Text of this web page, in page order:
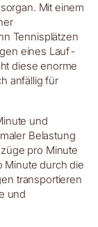
Mit einem
Tennisplätzen
eines Lauf-
diese enorme
anfällig für
und
Belastung
pro Minute
Minute durch die
transportieren
und